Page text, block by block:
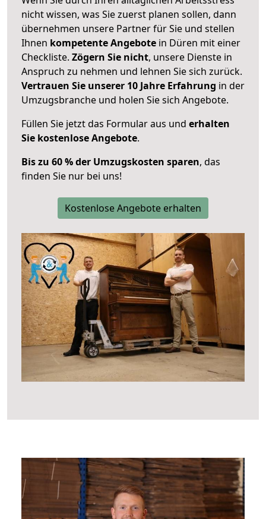
nicht wissen, was Sie zuerst planen sollen, dann
übernehmen unsere Partner für Sie und stellen
Ihnen kompetente Angebote in Düren mit einer
Checkliste. Zögern Sie nicht, unsere Dienste in
Anspruch zu nehmen und lehnen Sie sich zurück.
Vertrauen Sie unserer 10 Jahre Erfahrung in der
Umzugsbranche und holen Sie sich Angebote.
Füllen Sie jetzt das Formular aus und erhalten
Sie kostenlose Angebote.
Bis zu 60 % der Umzugskosten sparen, das
finden Sie nur bei uns!
Kostenlose Angebote erhalten